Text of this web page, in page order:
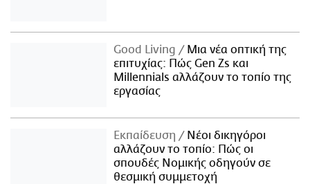
Good Living
Μια νέα οπτική της
επιτυχίας: Πώς Gen Zs και
Millennials αλλάζουν το τοπίο της
εργασίας
Εκπαίδευση
Νέοι δικηγόροι
αλλάζουν το τοπίο: Πώς οι
σπουδές Νομικής οδηγούν σε
θεσμική συμμετοχή